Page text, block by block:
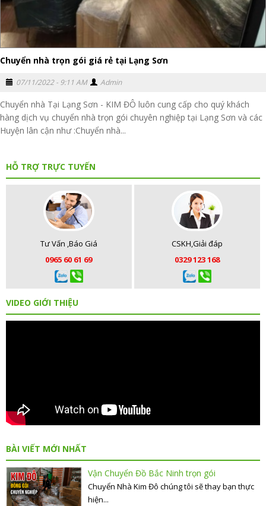
Chuyển nhà trọn gói giá rẻ tại Lạng Sơn
07/11/2022 - 9:11 AM Admin
Chuyển nhà Tại Lạng Sơn - KIM ĐÔ luôn cung cấp cho quý khách
hàng dịch vụ chuyển nhà trọn gói chuyên nghiệp tại Lạng Sơn và các
Huyện lân cận như :Chuyển nhà...
HỖ TRỢ TRỰC TUYẾN
Tư Vấn ,Báo Giá
0965 60 61 69
CSKH,Giải đáp
0329 123 168
VIDEO GIỚI THIỆU
BÀI VIẾT MỚI NHẤT
Vận Chuyển Đồ Bắc Ninh trọn gói
Chuyển Nhà Kim Đô chúng tôi sẽ thay bạn thực
hiện...